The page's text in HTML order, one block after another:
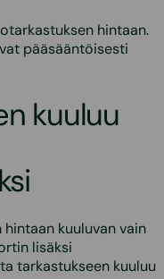
hintaan.
pääsääntöisesti
kuuluu
kuuluvan vain
lisäksi
tarkastukseen kuuluu